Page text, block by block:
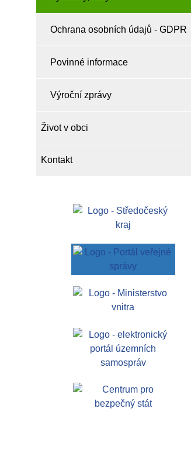
Ochrana osobních údajů - GDPR
Povinné informace
Výroční zprávy
Život v obci
Kontakt